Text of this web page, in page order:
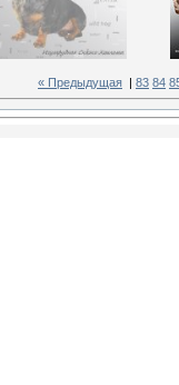
« Предыдущая | 83 84